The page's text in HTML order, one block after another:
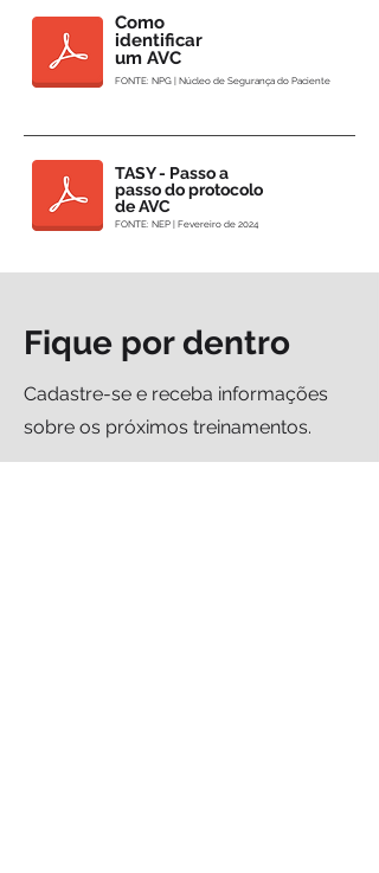
Como
identificar
um AVC
FONTE: NPG | Núcleo de Segurança do Paciente
TASY - Passo a
passo do protocolo
de AVC
FONTE: NEP | Fevereiro de 2024
Fique por dentro
Cadastre-se e receba informações
sobre os próximos treinamentos.